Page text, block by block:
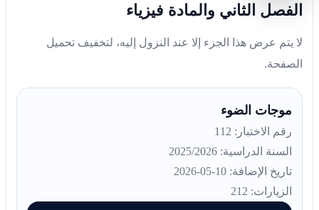
الفصل الثاني والمادة فيزياء
لا يتم عرض هذا الجزء إلا عند النزول إليه، لتخفيف تحميل
الصفحة.
موجات الضوء
رقم الاختبار: 112
السنة الدراسية: 2025/2026
تاريخ الإضافة: 10-05-2026
الزيارات: 212